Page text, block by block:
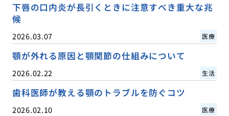
下唇の口内炎が長引くときに注意すべき重大な兆
候
2026.03.07 医療
顎が外れる原因と顎関節の仕組みについて
2026.02.22 生活
歯科医師が教える顎のトラブルを防ぐコツ
2026.02.10 医療